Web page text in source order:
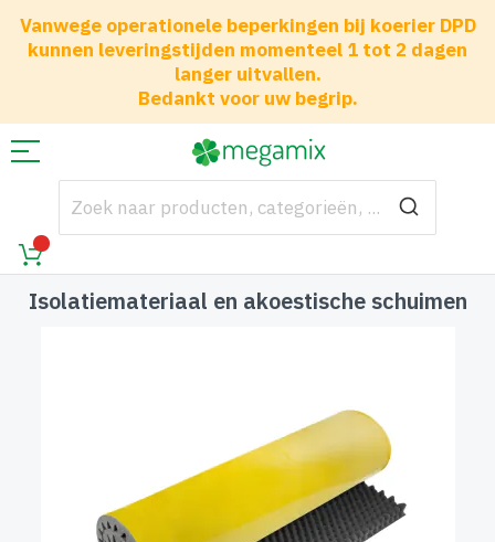
Vanwege operationele beperkingen bij koerier DPD
kunnen leveringstijden momenteel 1 tot 2 dagen
langer uitvallen.
Bedankt voor uw begrip.
Isolatiemateriaal en akoestische schuimen